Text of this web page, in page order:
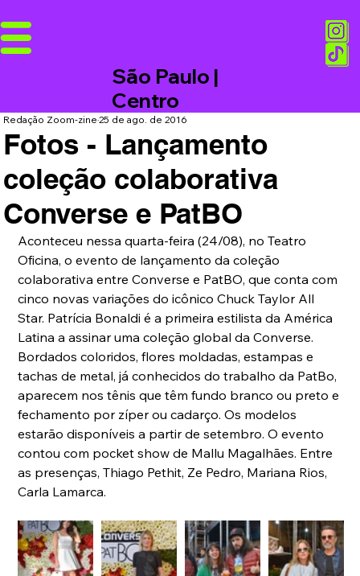
São Paulo |
Centro
Fotos - Lançamento
coleção colaborativa
Converse e PatBO
Redação Zoom-zine25 de ago. de 2016
Aconteceu nessa quarta-feira (24/08), no Teatro
Oficina, o evento de lançamento da coleção
colaborativa entre Converse e PatBO, que conta com
cinco novas variações do icônico Chuck Taylor All
Star. Patrícia Bonaldi é a primeira estilista da América
Latina a assinar uma coleção global da Converse.
Bordados coloridos, flores moldadas, estampas e
tachas de metal, já conhecidos do trabalho da PatBo,
aparecem nos tênis que têm fundo branco ou preto e
fechamento por zíper ou cadarço. Os modelos
estarão disponíveis a partir de setembro. O evento
contou com pocket show de Mallu Magalhães. Entre
as presenças, Thiago Pethit, Ze Pedro, Mariana Rios,
Carla Lamarca.